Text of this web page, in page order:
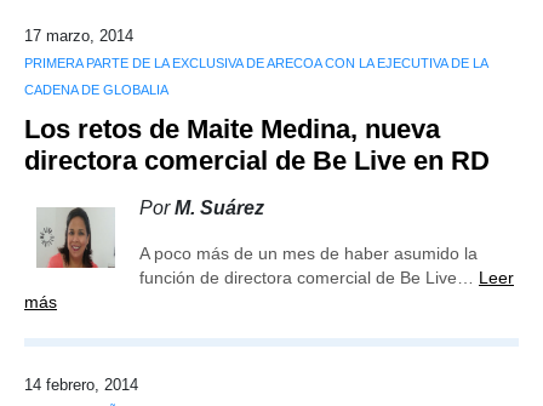
17 marzo, 2014
PRIMERA PARTE DE LA EXCLUSIVA DE ARECOA CON LA EJECUTIVA DE LA
CADENA DE GLOBALIA
Los retos de Maite Medina, nueva
directora comercial de Be Live en RD
PorM. Suárez
A poco más de un mes de haber asumido la
función de directora comercial de Be Live… Leer
más
14 febrero, 2014